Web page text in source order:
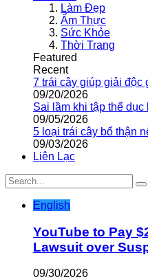
Làm Đẹp
Ẩm Thực
Sức Khỏe
Thời Trang
Featured
Recent
7 trái cây giúp giải độc
09/20/2026
Sai lầm khi tập thể
09/05/2026
5 loại trái cây bổ thận
09/03/2026
Liên Lạc
English
YouTube to Pay
Lawsuit over
09/30/2026